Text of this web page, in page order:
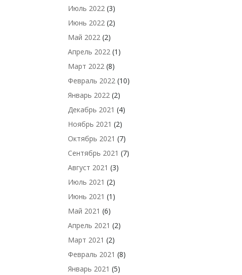
Июль 2022 (3)
Июнь 2022 (2)
Май 2022 (2)
Апрель 2022 (1)
Март 2022 (8)
Февраль 2022 (10)
Январь 2022 (2)
Декабрь 2021 (4)
Ноябрь 2021 (2)
Октябрь 2021 (7)
Сентябрь 2021 (7)
Август 2021 (3)
Июль 2021 (2)
Июнь 2021 (1)
Май 2021 (6)
Апрель 2021 (2)
Март 2021 (2)
Февраль 2021 (8)
Январь 2021 (5)